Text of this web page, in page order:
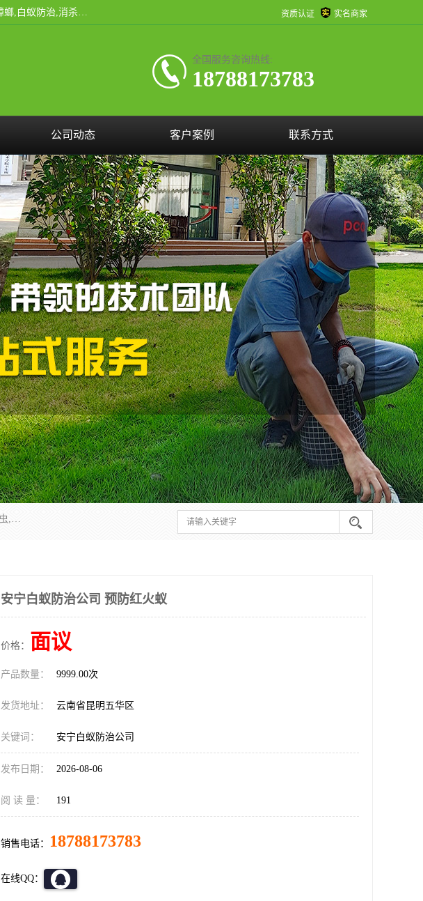
云南昆明亿之豪消杀公司是一家专业从事有害生物防治综合治理的公司，治理服务包括：灭鼠,杀虫,除虫,除蟑螂,白蚁防治,消杀等；安全环保,快速上门,价格透明,完善的售后服务,不影响您的生活工作。 资质认证 实名商家
全国服务咨询热线:
18788173783
公司动态 客户案例 联系方式
云南昆明亿之豪消杀公司是一家专业从事有害生物防治综合治理的公司，治理服务包括：灭鼠,杀虫,除虫,除蟑螂,白蚁防治,消杀等；安全环保,快速上门,价格透明,完善的售后服务,不影响您的生活工作。
安宁白蚁防治公司 预防红火蚁
价格： 面议
产品数量： 9999.00次
发货地址： 云南省昆明五华区
关键词： 安宁白蚁防治公司
发布日期： 2026-08-06
阅 读 量： 191
销售电话： 18788173783
在线QQ：